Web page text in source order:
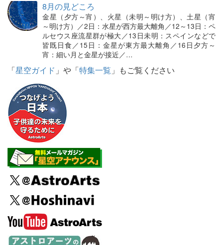
8月の見どころ
金星（夕方～宵）、火星（未明～明け方）、土星（宵
～明け方）／2日：水星が西方最大離角／12～13日：ペ
ルセウス座流星群が極大／13日未明：スペインなどで
皆既日食／15日：金星が東方最大離角／16日夕方～
宵：細い月と金星が接近／…
「星空ガイド 」や「特集一覧 」もご覧ください